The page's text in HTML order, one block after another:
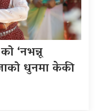
‘नभन्नू
धुनमा केकी